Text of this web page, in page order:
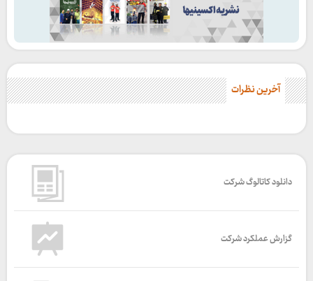
آخرین نظرات
دانلود کاتالوگ شرکت
گزارش عملکرد شرکت